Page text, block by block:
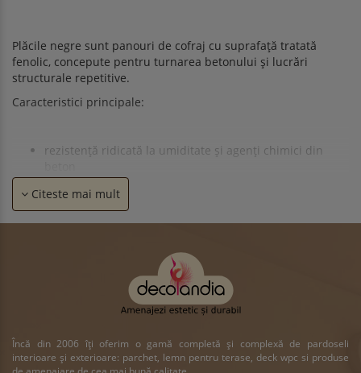
Plăcile negre sunt panouri de cofraj cu suprafață tratată
fenolic, concepute pentru turnarea betonului și lucrări
structurale repetitive.
Caracteristici principale:
rezistență ridicată la umiditate și agenți chimici din
suprafață netedă, ușor de curățat
pot fi refolosite de mai multe ori în condiții corecte de
utilizare
Sunt utilizate frecvent pentru cofraje verticale și orizontale,
plăci, grinzi, stâlpi și alte elemente structurale.
Citeste mai mult
Încă din 2006 îți oferim o gamă completă și complexă de pardoseli
interioare și exterioare: parchet, lemn pentru terase, deck wpc si produse